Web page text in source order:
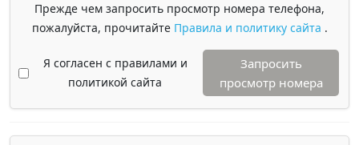
Прежде чем запросить просмотр номера телефона,
пожалуйста, прочитайте Правила и политику сайта .
Я согласен с правилами и
политикой сайта
Запросить
просмотр номера